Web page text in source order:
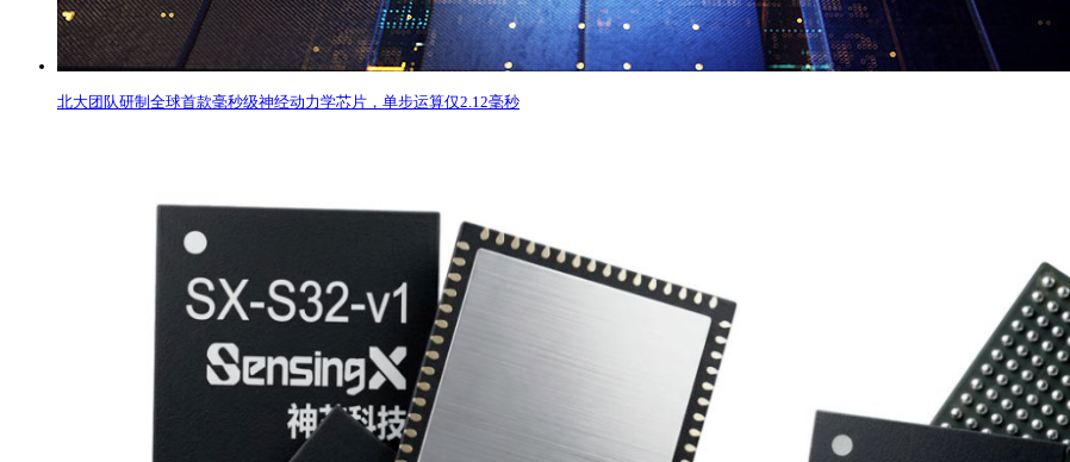
北大团队研制全球首款毫秒级神经动力学芯片，单步运算仅2.12毫秒